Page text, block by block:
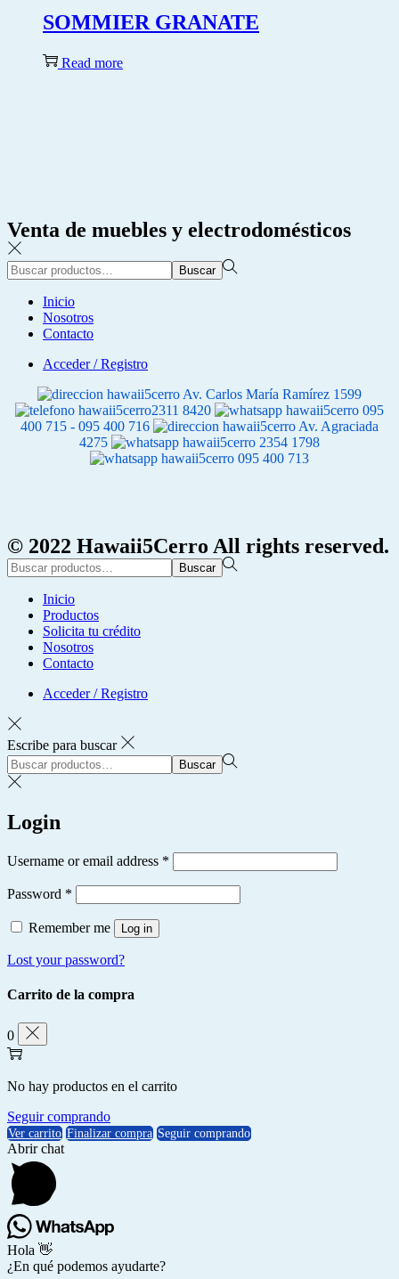
SOMMIER GRANATE
Read more
Venta de muebles y electrodomésticos
Búsqueda
para:>
Buscar
Inicio
Nosotros
Contacto
Acceder / Registro
Av. Carlos María Ramírez 1599
2311 8420
095
400 715 - 095 400 716
Av. Agraciada
4275
2354 1798
095 400 713
© 2022 Hawaii5Cerro All rights reserved.
Búsqueda
para:>
Buscar
Inicio
Productos
Solicita tu crédito
Nosotros
Contacto
Acceder / Registro
Escribe para buscar
Búsqueda
para:>
Buscar
Login
Username or email address *
Password *
Remember me Log in
Lost your password?
Carrito de la compra
0
No hay productos en el carrito
Seguir comprando
Ver carrito Finalizar compra Seguir comprando
Abrir chat
Hola 👋
¿En qué podemos ayudarte?